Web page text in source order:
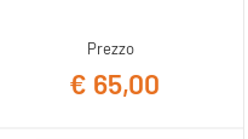
Prezzo
€ 65,00